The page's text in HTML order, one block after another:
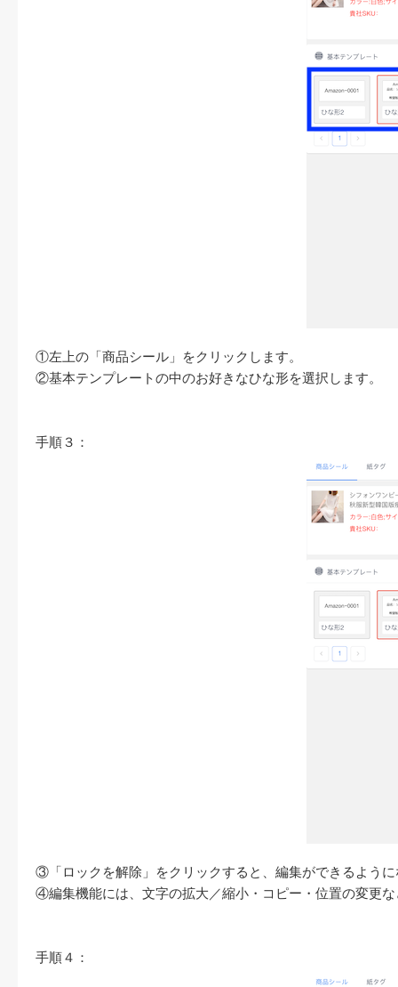
①左上の「商品シール」をクリックします。
②基本テンプレートの中のお好きなひな形を選択します。
手順３：
③「ロックを解除」をクリックすると、編集ができるよう
④編集機能には、文字の拡大／縮小・コピー・位置の変更
手順４：